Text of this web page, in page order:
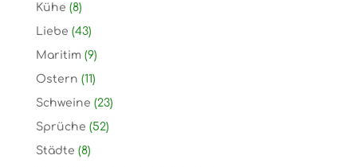
Kühe (8)
Liebe (43)
Maritim (9)
Ostern (11)
Schweine (23)
Sprüche (52)
Städte (8)